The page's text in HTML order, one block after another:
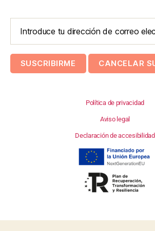
Política de privacidad
Aviso legal
Declaración de accesibilidad